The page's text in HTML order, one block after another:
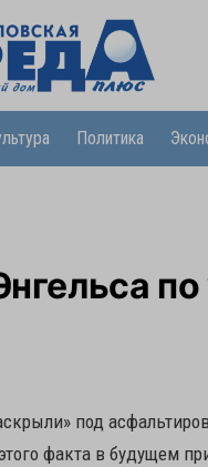
Политика
под
факта в будущем